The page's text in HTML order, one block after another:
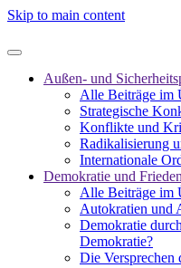
Skip to main content
Außen- und
Alle Beiträge im
Strategische
Konflikte und
Radikalisierung
Internationale
Demokratie und Frieden
Alle Beiträge im
Autokratien und
Demokratie
Demokratie?
Die Versprechen